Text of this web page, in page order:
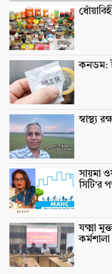
কনডম:
স্বাস্থ্য
সায়মা
সিটি’র
যক্ষ্মা
কর্মশালা